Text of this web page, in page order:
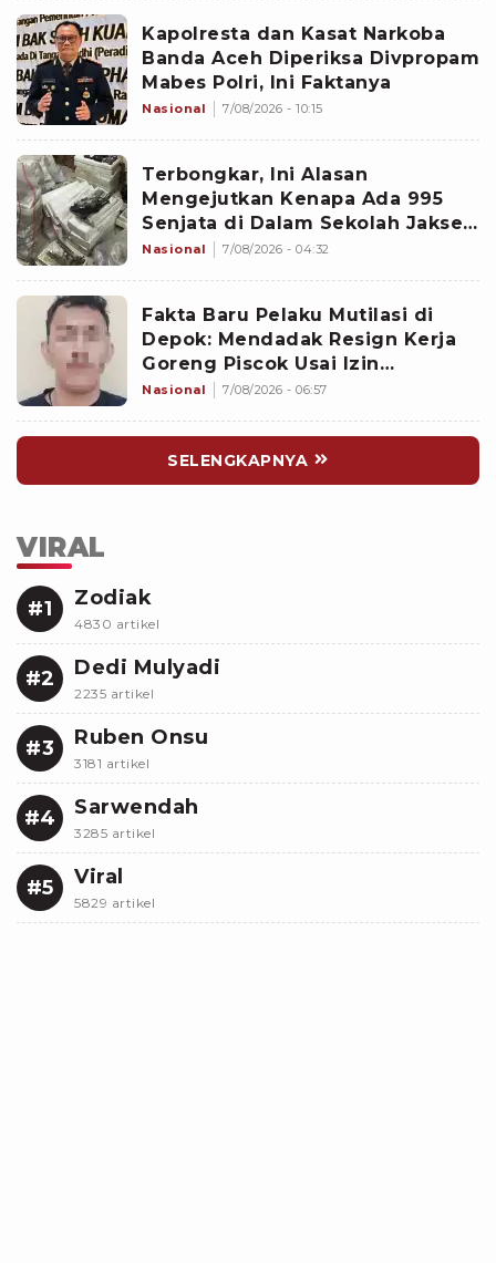
Kapolresta dan Kasat Narkoba
Banda Aceh Diperiksa Divpropam
Mabes Polri, Ini Faktanya
Nasional 7/08/2026 - 10:15
Terbongkar, Ini Alasan
Mengejutkan Kenapa Ada 995
Senjata di Dalam Sekolah Jaksel
Sejak 2020
Nasional 7/08/2026 - 04:32
Fakta Baru Pelaku Mutilasi di
Depok: Mendadak Resign Kerja
Goreng Piscok Usai Izin
Interview di Mal
Nasional 7/08/2026 - 06:57
SELENGKAPNYA
VIRAL
#1 Zodiak
4830 artikel
#2 Dedi Mulyadi
2235 artikel
#3 Ruben Onsu
3181 artikel
#4 Sarwendah
3285 artikel
#5 Viral
5829 artikel